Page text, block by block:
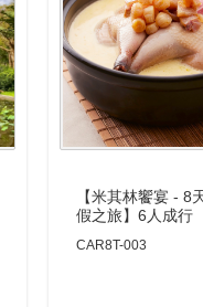
【米其林饗宴 - 8
假之旅】6人成行
CAR8T-003